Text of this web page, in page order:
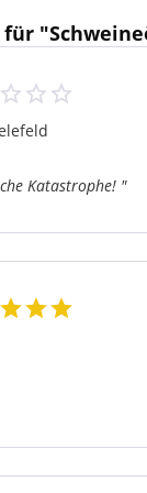
Katastrophe! "